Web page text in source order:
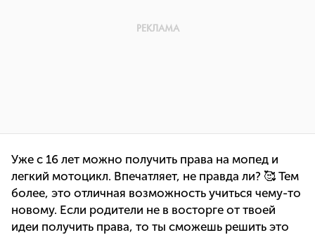
Уже с 16 лет можно получить права на мопед и
легкий мотоцикл. Впечатляет, не правда ли? 🥰 Тем
более, это отличная возможность учиться чему-то
новому. Если родители не в восторге от твоей
идеи получить права, то ты сможешь решить это